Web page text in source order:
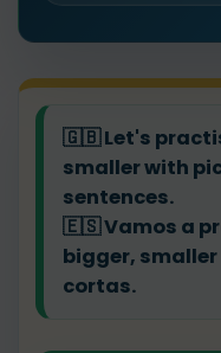
🇬🇧Let's
smaller with
sentences.
🇪🇸Vamos a
bigger,
cortas.